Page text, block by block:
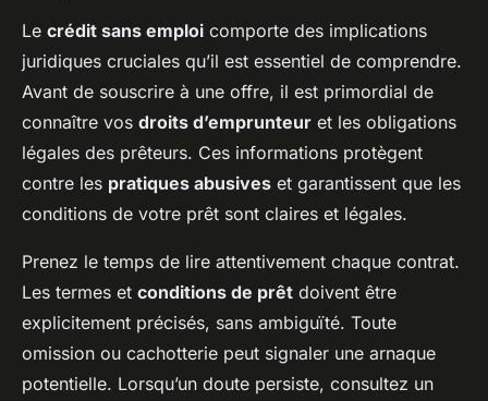
Le crédit sans emploi comporte des implications
juridiques cruciales qu’il est essentiel de comprendre.
Avant de souscrire à une offre, il est primordial de
connaître vos droits d’emprunteur et les obligations
légales des prêteurs. Ces informations protègent
contre les pratiques abusives et garantissent que les
conditions de votre prêt sont claires et légales.
Prenez le temps de lire attentivement chaque contrat.
Les termes et conditions de prêt doivent être
explicitement précisés, sans ambiguïté. Toute
omission ou cachotterie peut signaler une arnaque
potentielle. Lorsqu’un doute persiste, consultez un